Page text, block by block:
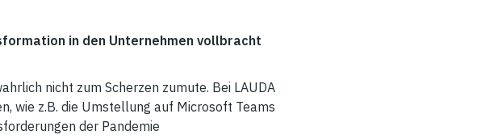
in den Unternehmen vollbracht
nicht zum Scherzen zumute. Bei LAUDA
wie z.B. die Umstellung auf Microsoft Teams
der Pandemie